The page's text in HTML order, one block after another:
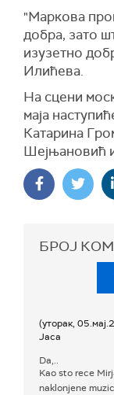
"Маркова
добра, зато
изузетно
Илићева.
На сцени
маја
Катарина
Шејњановић
БРОЈ
(уторак,
Jaca
Da,..
Kao sto rece
naklonjene